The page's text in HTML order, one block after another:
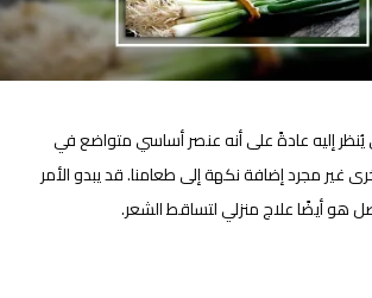
إليه عادةً على أنه عنصر أساسي متواضع في
غير مجرد إضافة نكهة إلى طعامنا. قد يبدو الأمر
هو أيضًا علاج منزلي لتساقط الشعر.